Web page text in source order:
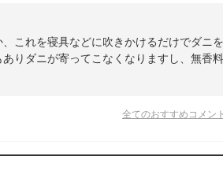
これを寝具などに吹きかけるだけでダニ
りダニが寄ってこなくなりますし、無香
全てのおすすめコメント